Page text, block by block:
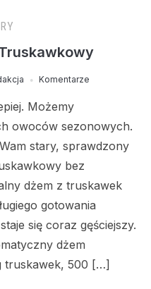
Komentarze
Możemy
owoców sezonowych.
stary, sprawdzony
bez
dżem z truskawek
gotowania
się coraz gęściejszy.
dżem
truskawek, 500 […]